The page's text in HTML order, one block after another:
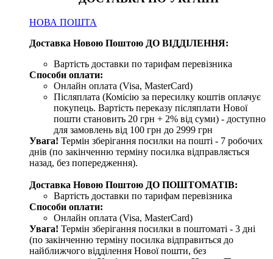
НОВА ПОШТА
Доставка Новою Поштою ДО ВІДДІЛЕННЯ:
Вартість доставки по тарифам перевізника
Способи оплати:
Онлайн оплата (Visa, MasterCard)
Післяплата (Комісію за пересилку коштів оплачує
покупець. Вартість переказу післяплати Нової
пошти становить 20 грн + 2% від суми) - доступно
для замовлень від 100 грн до 2999 грн
Увага! Термін зберігання посилки на пошті - 7 робочих
днів (по закінченню терміну посилка відправляється
назад, без попередження).
Доставка Новою Поштою ДО ПОШТОМАТІВ:
Вартість доставки по тарифам перевізника
Способи оплати:
Онлайн оплата (Visa, MasterCard)
Увага! Термін зберігання посилки в поштоматі - 3 дні
(по закінченню терміну посилка відправиться до
найближчого відділення Нової пошти, без